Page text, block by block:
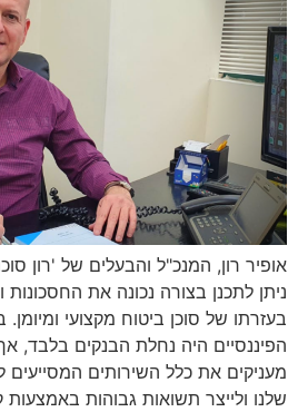
אופיר רון, המנכ"ל והבעלים של 'רון
ניתן לתכנן בצורה נכונה את החסכונות
בעזרתו של סוכן ביטוח מקצועי
הפיננסיים היה נחלת הבנקים בלבד, אך
מעניקים את כלל השירותים המסייעים